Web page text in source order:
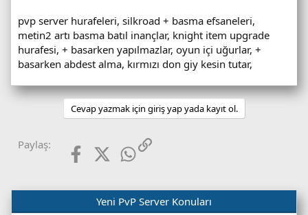
pvp server hurafeleri, silkroad + basma efsaneleri,
metin2 artı basma batıl inançlar, knight item upgrade
hurafesi, + basarken yapılmazlar, oyun içi uğurlar, +
basarken abdest alma, kırmızı don giy kesin tutar,
Cevap yazmak için giriş yap yada kayıt ol.
Paylaş: FacebookX (Twitter)WhatsApp
Link
Yeni PvP Server Konuları